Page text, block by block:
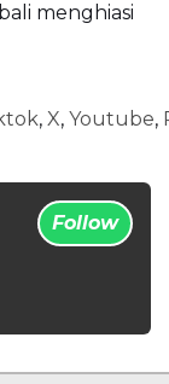
menghiasi
, X, Youtube,
Follow